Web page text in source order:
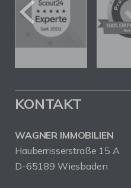
KONTAKT
WAGNER IMMOBILIEN
Hauberrisserstraße 15 A
D-65189 Wiesbaden